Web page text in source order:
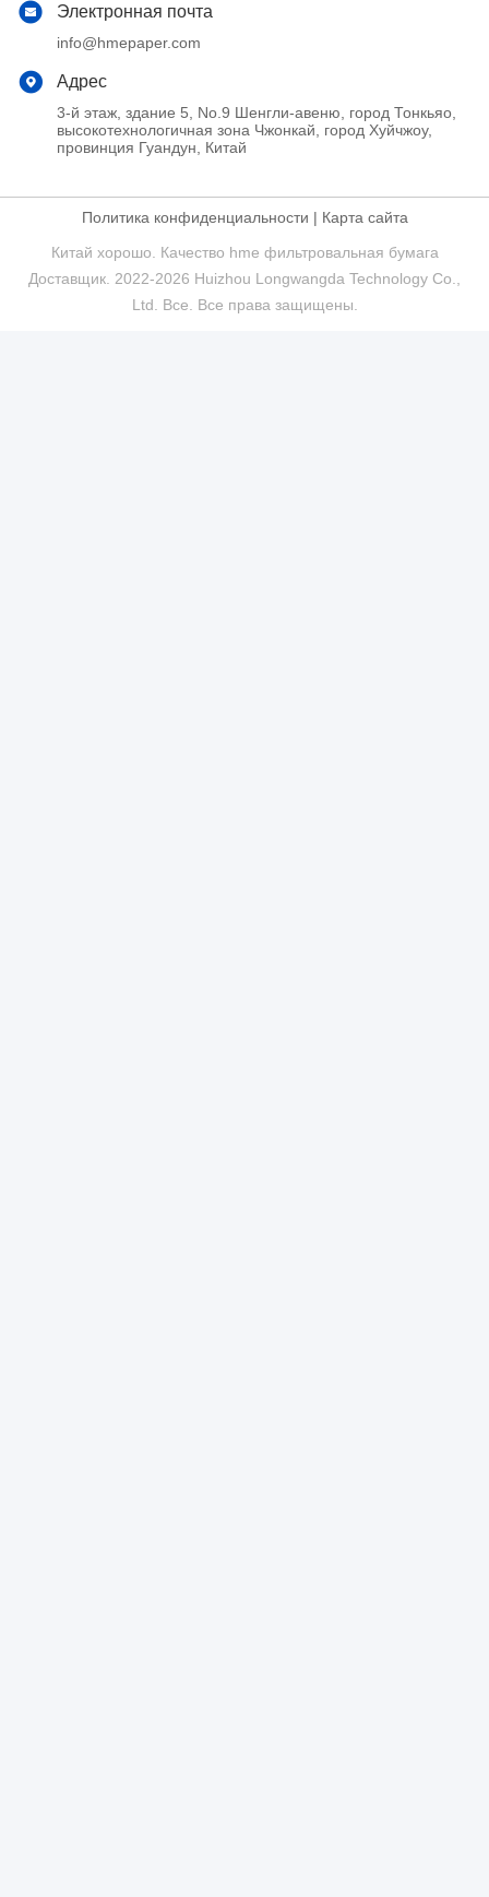
Электронная почта
info@hmepaper.com
Адрес
3-й этаж, здание 5, No.9 Шенгли-авеню, город Тонкьяо,
высокотехнологичная зона Чжонкай, город Хуйчжоу,
провинция Гуандун, Китай
Политика конфиденциальности | Карта сайта
Китай хорошо. Качество hme фильтровальная бумага
Доставщик. 2022-2026 Huizhou Longwangda Technology Co.,
Ltd. Все. Все права защищены.